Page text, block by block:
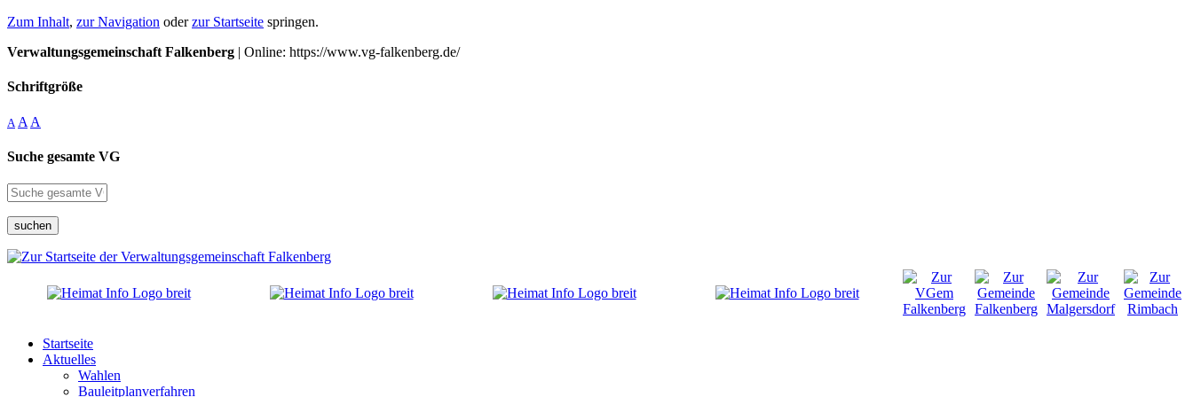
Zum Inhalt, zur Navigation oderzur Startseite springen.
Verwaltungsgemeinschaft Falkenberg | Online: https://www.vg-falkenberg.de/
Schriftgröße
A A A
Suche gesamte VG
suchen
Startseite
Aktuelles
Wahlen
Bauleitplanverfahren